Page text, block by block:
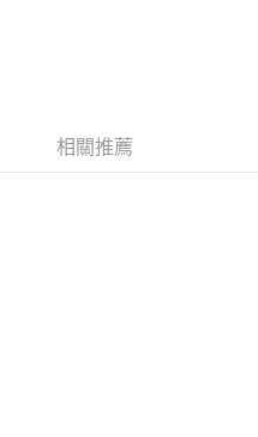
儲值。
結帳。
訊。
訊中的連結，可透過四大超商／
相關推薦